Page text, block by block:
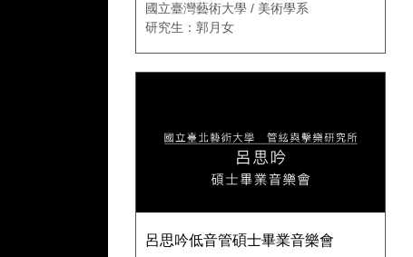
國立臺灣藝術大學 / 美術學系
研究生：郭月女
呂思吟低音管碩士畢業音樂會